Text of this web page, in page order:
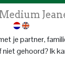
je partner,
niet gehoord? Ik